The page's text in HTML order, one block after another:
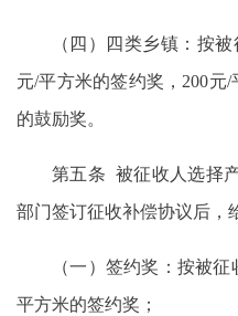
（四）四类乡镇：按
元/平方米的签约奖，200元
的鼓励奖。
第五条 被征收人选择
部门签订征收补偿协议后，
（一）签约奖：按被
平方米的签约奖；